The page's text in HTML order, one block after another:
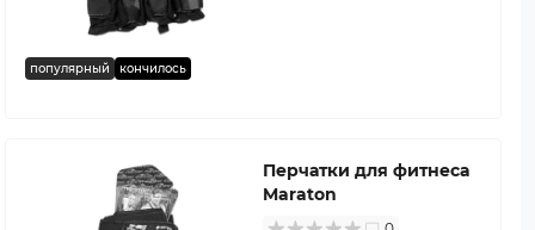
популярный кончилось
Перчатки для фитнеса
Maraton